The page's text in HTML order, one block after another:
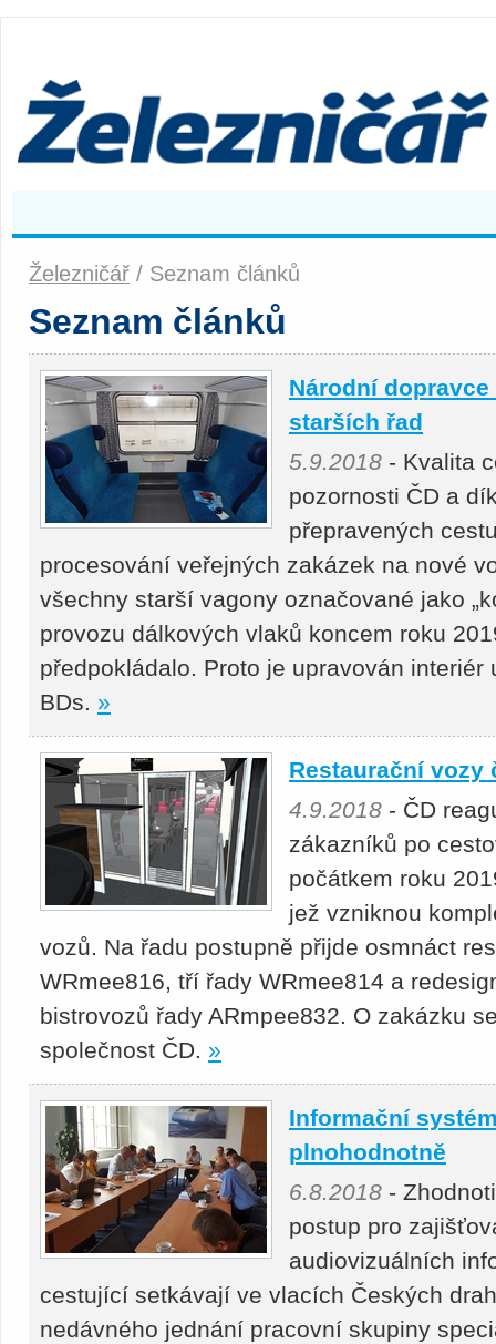
Železničář / Seznam článků
Seznam článků
Národní
starších řad
5.9.2018 - Kvalita
pozornosti ČD a
přepravených
procesování veřejných zakázek na nové
všechny starší vagony označované jako
provozu dálkových vlaků koncem roku
předpokládalo. Proto je upravován interiér
BDs. »
Restaurační vozy
4.9.2018 - ČD
zákazníků po
počátkem roku
jež vzniknou
vozů. Na řadu postupně přijde osmnáct
WRmee816, tří řady WRmee814 a
bistrovozů řady ARmpee832. O zakázku
společnost ČD. »
Informační
plnohodnotně
6.8.2018 -
postup pro
audiovizuálních
cestující setkávají ve vlacích Českých
nedávného jednání pracovní skupiny